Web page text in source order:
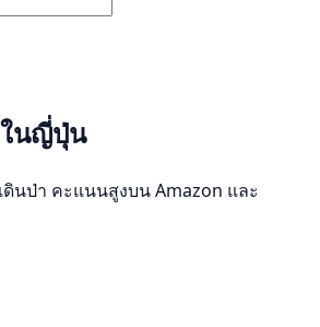
นญี่ปุ่น
นป่า คะแนนสูงบน Amazon และ